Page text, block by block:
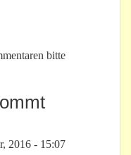
gestorben
bitte
2016 - 15:07